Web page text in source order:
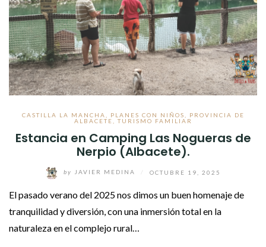
CASTILLA LA MANCHA PLANES CON NIÑOS
PROVINCIA DE
ALBACETE
,TURISMO FAMILIAR
Estancia en Camping Las Nogueras de
Nerpio (Albacete).
by JAVIER MEDINA OCTUBRE 19, 2025
El pasado verano del 2025 nos dimos un buen homenaje de
tranquilidad y diversión, con una inmersión total en la
naturaleza en el complejo rural…